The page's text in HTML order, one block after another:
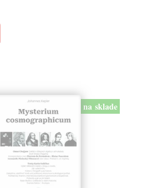
na sklade